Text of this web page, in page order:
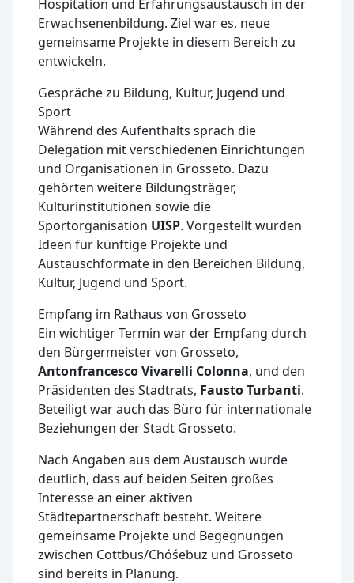
Hospitation und Erfahrungsaustausch in der
Erwachsenenbildung. Ziel war es, neue
gemeinsame Projekte in diesem Bereich zu
entwickeln.
Gespräche zu Bildung, Kultur, Jugend und
Sport
Während des Aufenthalts sprach die
Delegation mit verschiedenen Einrichtungen
und Organisationen in Grosseto. Dazu
gehörten weitere Bildungsträger,
Kulturinstitutionen sowie die
Sportorganisation UISP. Vorgestellt wurden
Ideen für künftige Projekte und
Austauschformate in den Bereichen Bildung,
Kultur, Jugend und Sport.
Empfang im Rathaus von Grosseto
Ein wichtiger Termin war der Empfang durch
den Bürgermeister von Grosseto,
Antonfrancesco Vivarelli Colonna, und den
Präsidenten des Stadtrats, Fausto Turbanti.
Beteiligt war auch das Büro für internationale
Beziehungen der Stadt Grosseto.
Nach Angaben aus dem Austausch wurde
deutlich, dass auf beiden Seiten großes
Interesse an einer aktiven
Städtepartnerschaft besteht. Weitere
gemeinsame Projekte und Begegnungen
zwischen Cottbus/Chóśebuz und Grosseto
sind bereits in Planung.